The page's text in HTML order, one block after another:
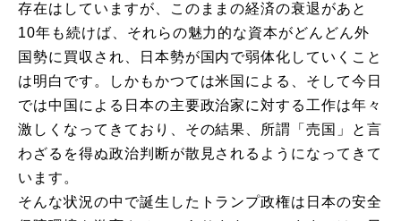
存在はしていますが、このままの経済の衰退があと
10年も続けば、それらの魅力的な資本がどんどん外
国勢に買収され、日本勢が国内で弱体化していくこと
は明白です。しかもかつては米国による、そして今日
では中国による日本の主要政治家に対する工作は年々
激しくなってきており、その結果、所謂「売国」と言
わざるを得ぬ政治判断が散見されるようになってきて
います。
そんな状況の中で誕生したトランプ政権は日本の安全